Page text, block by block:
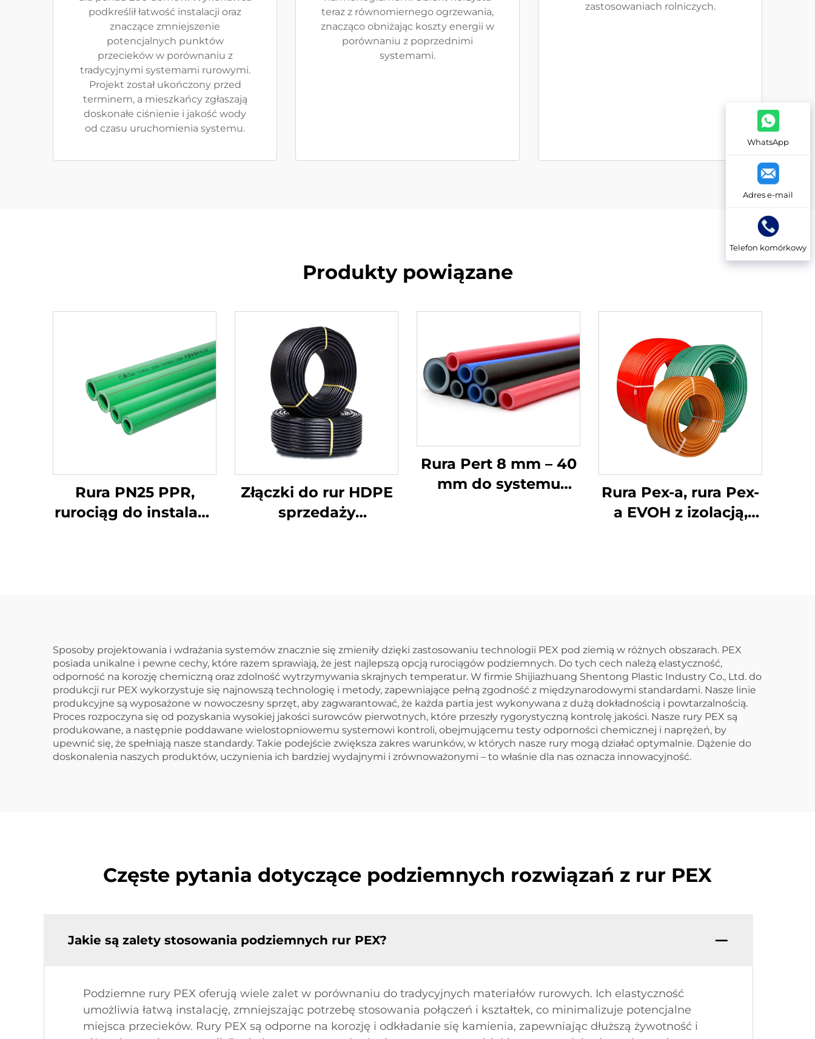
podkreślił łatwość instalacji oraz
znaczące zmniejszenie
potencjalnych punktów
przecieków w porównaniu z
tradycyjnymi systemami rurowymi.
Projekt został ukończony przed
terminem, a mieszkańcy zgłaszają
doskonałe ciśnienie i jakość wody
od czasu uruchomienia systemu.
teraz z równomiernego ogrzewania,
znacząco obniżając koszty energii w
porównaniu z poprzednimi
systemami.
zastosowaniach rolniczych.
Produkty powiązane
Rura PN25 PPR,
rurociąg do instalacji
Złączki do rur HDPE
sprzedaży
Rura Pert 8 mm – 40
mm do systemu
Rura Pex-a, rura Pex-
a EVOH z izolacją,
Sposoby projektowania i wdrażania systemów znacznie się zmieniły dzięki zastosowaniu technologii PEX pod ziemią w różnych obszarach. PEX
posiada unikalne i pewne cechy, które razem sprawiają, że jest najlepszą opcją rurociągów podziemnych. Do tych cech należą elastyczność,
odporność na korozję chemiczną oraz zdolność wytrzymywania skrajnych temperatur. W firmie Shijiazhuang Shentong Plastic Industry Co., Ltd. do
produkcji rur PEX wykorzystuje się najnowszą technologię i metody, zapewniające pełną zgodność z międzynarodowymi standardami. Nasze linie
produkcyjne są wyposażone w nowoczesny sprzęt, aby zagwarantować, że każda partia jest wykonywana z dużą dokładnością i powtarzalnością.
Proces rozpoczyna się od pozyskania wysokiej jakości surowców pierwotnych, które przeszły rygorystyczną kontrolę jakości. Nasze rury PEX są
produkowane, a następnie poddawane wielostopniowemu systemowi kontroli, obejmującemu testy odporności chemicznej i naprężeń, by
upewnić się, że spełniają nasze standardy. Takie podejście zwiększa zakres warunków, w których nasze rury mogą działać optymalnie. Dążenie do
doskonalenia naszych produktów, uczynienia ich bardziej wydajnymi i zrównoważonymi – to właśnie dla nas oznacza innowacyjność.
Częste pytania dotyczące podziemnych rozwiązań z rur PEX
Jakie są zalety stosowania podziemnych rur PEX?
Podziemne rury PEX oferują wiele zalet w porównaniu do tradycyjnych materiałów rurowych. Ich elastyczność
umożliwia łatwą instalację, zmniejszając potrzebę stosowania połączeń i kształtek, co minimalizuje potencjalne
miejsca przecieków. Rury PEX są odporne na korozję i odkładanie się kamienia, zapewniając dłuższą żywotność i
WhatsApp
Adres e-mail
Telefon komórkowy